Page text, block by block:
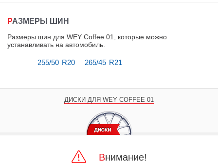
РАЗМЕРЫ ШИН
Размеры шин для WEY Coffee 01, которые можно
устанавливать на автомобиль
255/50 R20 265/45 R21
ДИСКИ ДЛЯ WEY COFFEE 01
Внимание!